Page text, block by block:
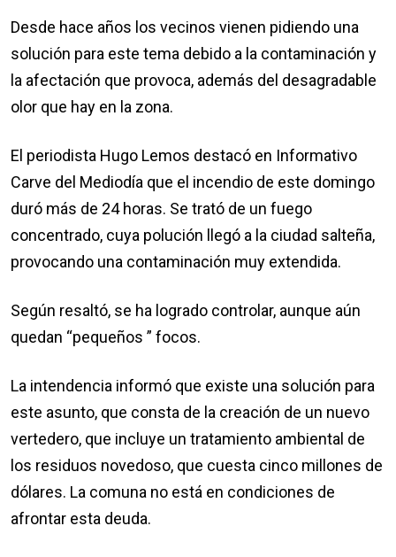
Desde hace años los vecinos vienen pidiendo una
solución para este tema debido a la contaminación y
la afectación que provoca, además del desagradable
olor que hay en la zona.
El periodista Hugo Lemos destacó en Informativo
Carve del Mediodía que el incendio de este domingo
duró más de 24 horas. Se trató de un fuego
concentrado, cuya polución llegó a la ciudad salteña,
provocando una contaminación muy extendida.
Según resaltó, se ha logrado controlar, aunque aún
quedan “pequeños ” focos.
La intendencia informó que existe una solución para
este asunto, que consta de la creación de un nuevo
vertedero, que incluye un tratamiento ambiental de
los residuos novedoso, que cuesta cinco millones de
dólares. La comuna no está en condiciones de
afrontar esta deuda.